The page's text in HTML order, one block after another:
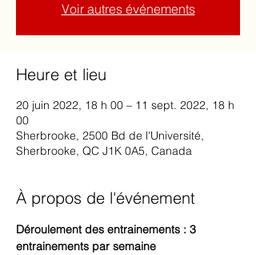
Voir autres événements
Heure et lieu
20 juin 2022, 18 h 00 – 11 sept. 2022, 18 h
00
Sherbrooke, 2500 Bd de l'Université,
Sherbrooke, QC J1K 0A5, Canada
À propos de l'événement
Déroulement des entrainements : 3
entrainements par semaine